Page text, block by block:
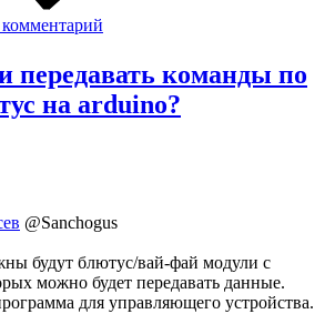
комментарий
передавать команды по
на arduino?
@Sanchogus
будут блютус/вай-фай модули с
можно будет передавать данные.
для управляющего устройства.